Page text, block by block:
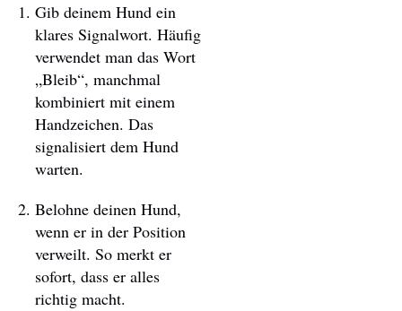
Gib deinem Hund ein
klares Signalwort. Häufig
verwendet man das Wort
„Bleib“, manchmal
kombiniert mit einem
Handzeichen. Das
signalisiert dem Hund
warten.
Belohne deinen Hund,
wenn er in der Position
verweilt. So merkt er
sofort, dass er alles
richtig macht.